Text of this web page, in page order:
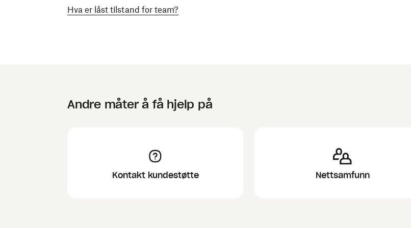
Hva er låst tilstand for team?
Andre måter å få hjelp på
Kontakt kundestøtte Nettsamfunn